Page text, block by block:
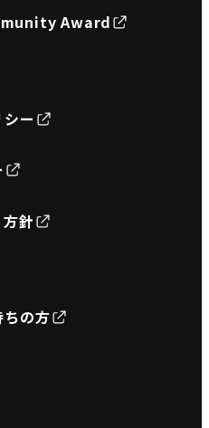
Award
ー
針
ちの方